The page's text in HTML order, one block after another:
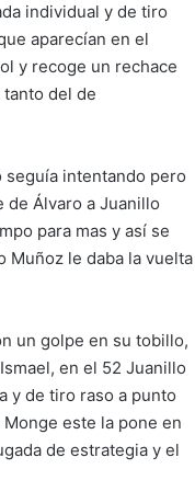
individual y de tiro
aparecían en el
y recoge un rechace
del de
seguía intentando pero
de Álvaro a Juanillo
para mas y así se
Muñoz le daba la vuelta
un golpe en su tobillo,
en el 52 Juanillo
y de tiro raso a punto
este la pone en
de estrategia y el